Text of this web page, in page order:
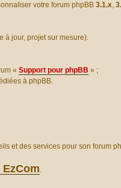
votre forum phpBB 3.1.x,
à jour, projet sur mesure).
« Support pour phpBB » ;
à phpBB.
et des services pour son forum
.